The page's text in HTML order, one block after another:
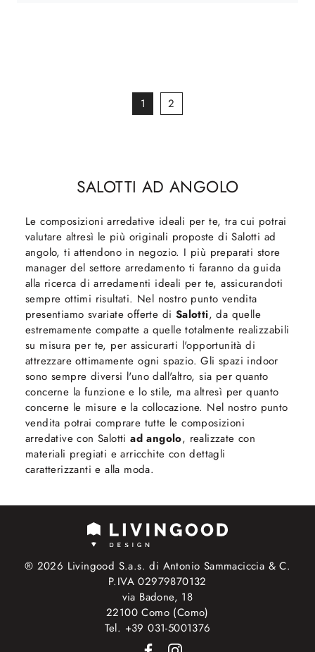
1 2
SALOTTI AD ANGOLO
Le composizioni arredative ideali per te, tra cui potrai
valutare altresì le più originali proposte di Salotti ad
angolo, ti attendono in negozio. I più preparati store
manager del settore arredamento ti faranno da guida
alla ricerca di arredamenti ideali per te, assicurandoti
sempre ottimi risultati. Nel nostro punto vendita
presentiamo svariate offerte di Salotti, da quelle
estremamente compatte a quelle totalmente realizzabili
su misura per te, per assicurarti l'opportunità di
attrezzare ottimamente ogni spazio. Gli spazi indoor
sono sempre diversi l'uno dall'altro, sia per quanto
concerne la funzione e lo stile, ma altresì per quanto
concerne le misure e la collocazione. Nel nostro punto
vendita potrai comprare tutte le composizioni
arredative con Salottiad angolo, realizzate con
materiali pregiati e arricchite con dettagli
caratterizzanti e alla moda.
® 2026 Livingood S.a.s. di Antonio Sammaciccia & C.
P.IVA 02979870132
via Badone, 18
22100 Como (Como)
Tel. +39 031-5001376